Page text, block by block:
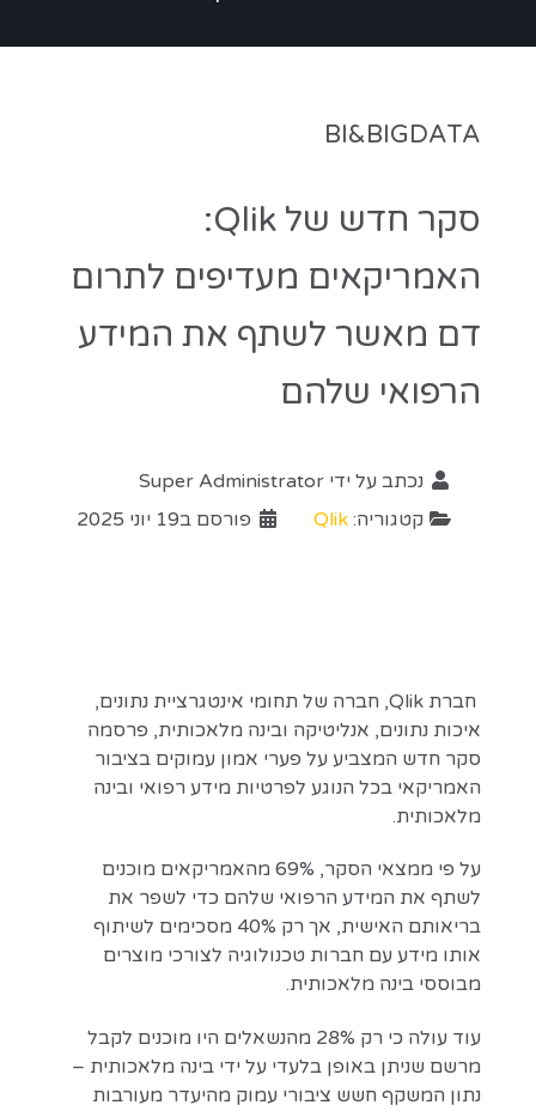
BI&BIGDATA
סקר חדש של Qlik:
האמריקאים מעדיפים לתרום
דם מאשר לשתף את המידע
הרפואי שלהם
נכתב על ידי Super Administrator
קטגוריה: Qlik פורסם ב19 יוני 2025
חברת Qlik, חברה של תחומי אינטגרציית נתונים,
איכות נתונים, אנליטיקה ובינה מלאכותית, פרסמה
סקר חדש המצביע על פערי אמון עמוקים בציבור
האמריקאי בכל הנוגע לפרטיות מידע רפואי ובינה
מלאכותית.
על פי ממצאי הסקר, 69% מהאמריקאים מוכנים
לשתף את המידע הרפואי שלהם כדי לשפר את
בריאותם האישית, אך רק 40% מסכימים לשיתוף
אותו מידע עם חברות טכנולוגיה לצורכי מוצרים
מבוססי בינה מלאכותית.
עוד עולה כי רק 28% מהנשאלים היו מוכנים לקבל
מרשם שניתן באופן בלעדי על ידי בינה מלאכותית –
נתון המשקף חשש ציבורי עמוק מהיעדר מעורבות